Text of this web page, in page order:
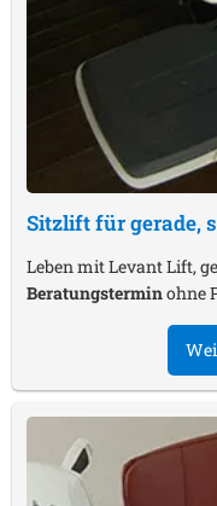
Sitzlift für gerade,
Leben mit Levant Lift,
Beratungsterminohne